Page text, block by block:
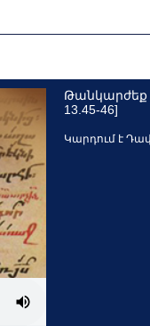
13.45-46]
Կարդում է